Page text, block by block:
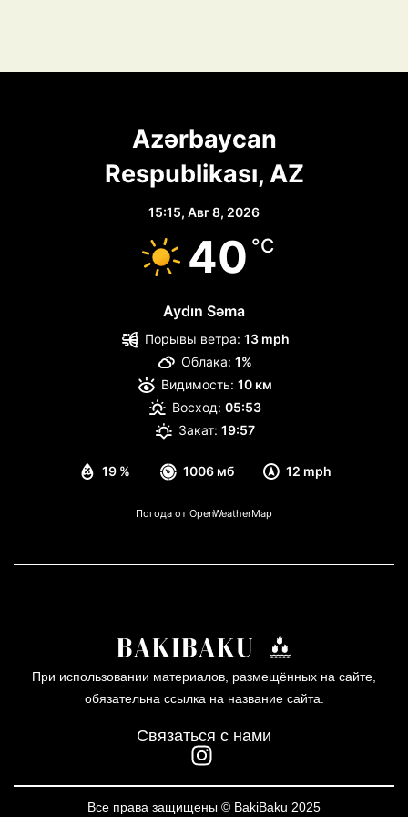
Azərbaycan
Respublikası, AZ
15:15, Авг 8, 2026
40 °C
Aydın Səma
19 % 1006 мб 12 mph
Порывы ветра: 13 mph
Облака: 1%
Видимость: 10 км
Восход: 05:53
Закат: 19:57
Погода от OpenWeatherMap
При использовании материалов, размещённых на сайте,
обязательна ссылка на название сайта.
Связаться с нами
Все права защищены © BakiBaku 2025